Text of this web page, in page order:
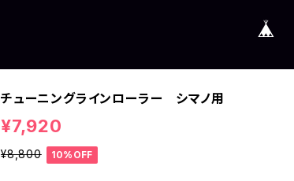
チューニングラインローラー シマノ用
¥7,920
¥8,800 10%OFF